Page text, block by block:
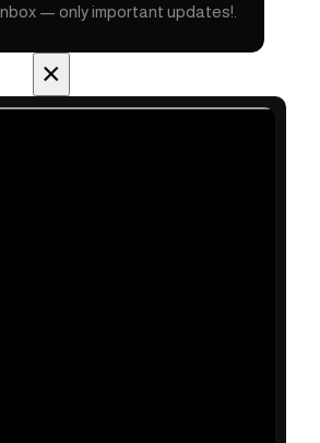
— only important updates!.
×